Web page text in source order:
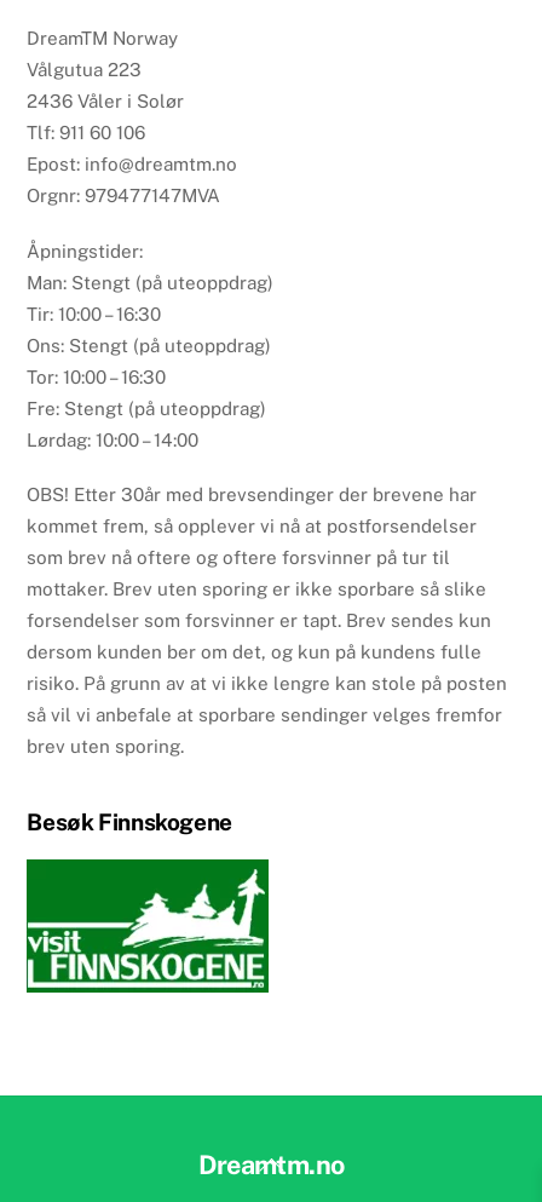
DreamTM Norway
Vålgutua 223
2436 Våler i Solør
Tlf: 911 60 106
Epost: info@dreamtm.no
Orgnr: 979477147MVA
Åpningstider:
Man: Stengt (på uteoppdrag)
Tir: 10:00 – 16:30
Ons: Stengt (på uteoppdrag)
Tor: 10:00 – 16:30
Fre: Stengt (på uteoppdrag)
Lørdag: 10:00 – 14:00
OBS! Etter 30år med brevsendinger der brevene har
kommet frem, så opplever vi nå at postforsendelser
som brev nå oftere og oftere forsvinner på tur til
mottaker. Brev uten sporing er ikke sporbare så slike
forsendelser som forsvinner er tapt. Brev sendes kun
dersom kunden ber om det, og kun på kundens fulle
risiko. På grunn av at vi ikke lengre kan stole på posten
så vil vi anbefale at sporbare sendinger velges fremfor
brev uten sporing.
Besøk Finnskogene
Back
Dreamtm.no